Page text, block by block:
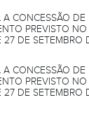
A CONCESSÃO DE
PREVISTO
27 DE SETEMBRO
A CONCESSÃO DE
PREVISTO
27 DE SETEMBRO